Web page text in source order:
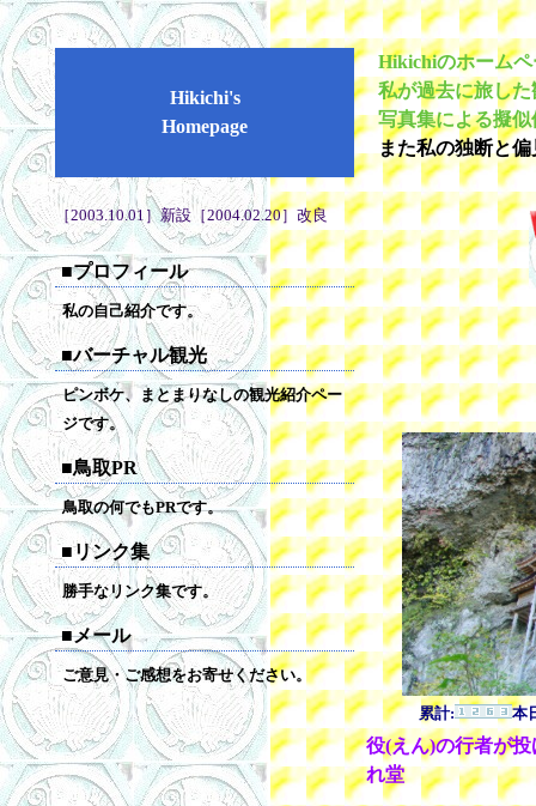
Hikichi's
Homepage
［2003.10.01］新設［2004.02.20］改良
■プロフィール
私の自己紹介です。
■バーチャル観光
ピンボケ、まとまりなしの観光紹介ペー
ジです。
■鳥取PR
鳥取の何でもPRです。
■リンク集
勝手なリンク集です。
■メール
ご意見・ご感想をお寄せください。
Hikichiのホーム
私が過去に旅し
写真集による擬
また私の独断と
役(えん)の行者が
れ堂
累計: 本